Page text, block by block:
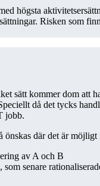
högsta
Risken som
sätt kommer dom att
då det tycks
jobb.
där det är
av A och B
som senare